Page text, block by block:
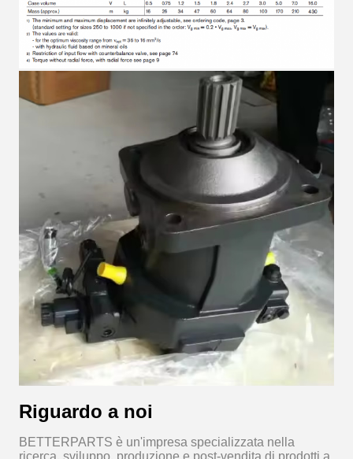
Riguardo a noi
BETTERPARTS è un'impresa specializzata nella
ricerca, sviluppo, produzione e post-vendita di prodotti a